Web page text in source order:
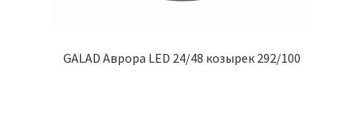
GALAD Аврора LED 24/48 козырек 292/100